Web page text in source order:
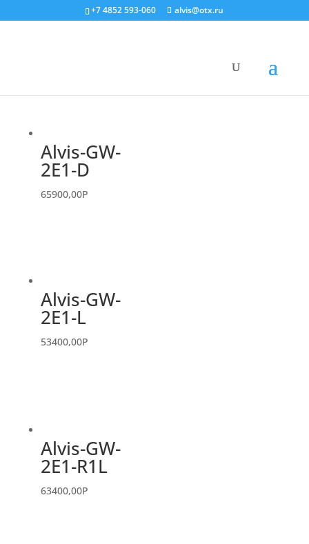
+7 4852 593-060 alvis@otx.ru
Alvis-GW-
2E1-D
65900,00P
Alvis-GW-
2E1-L
53400,00P
Alvis-GW-
2E1-R1L
63400,00P